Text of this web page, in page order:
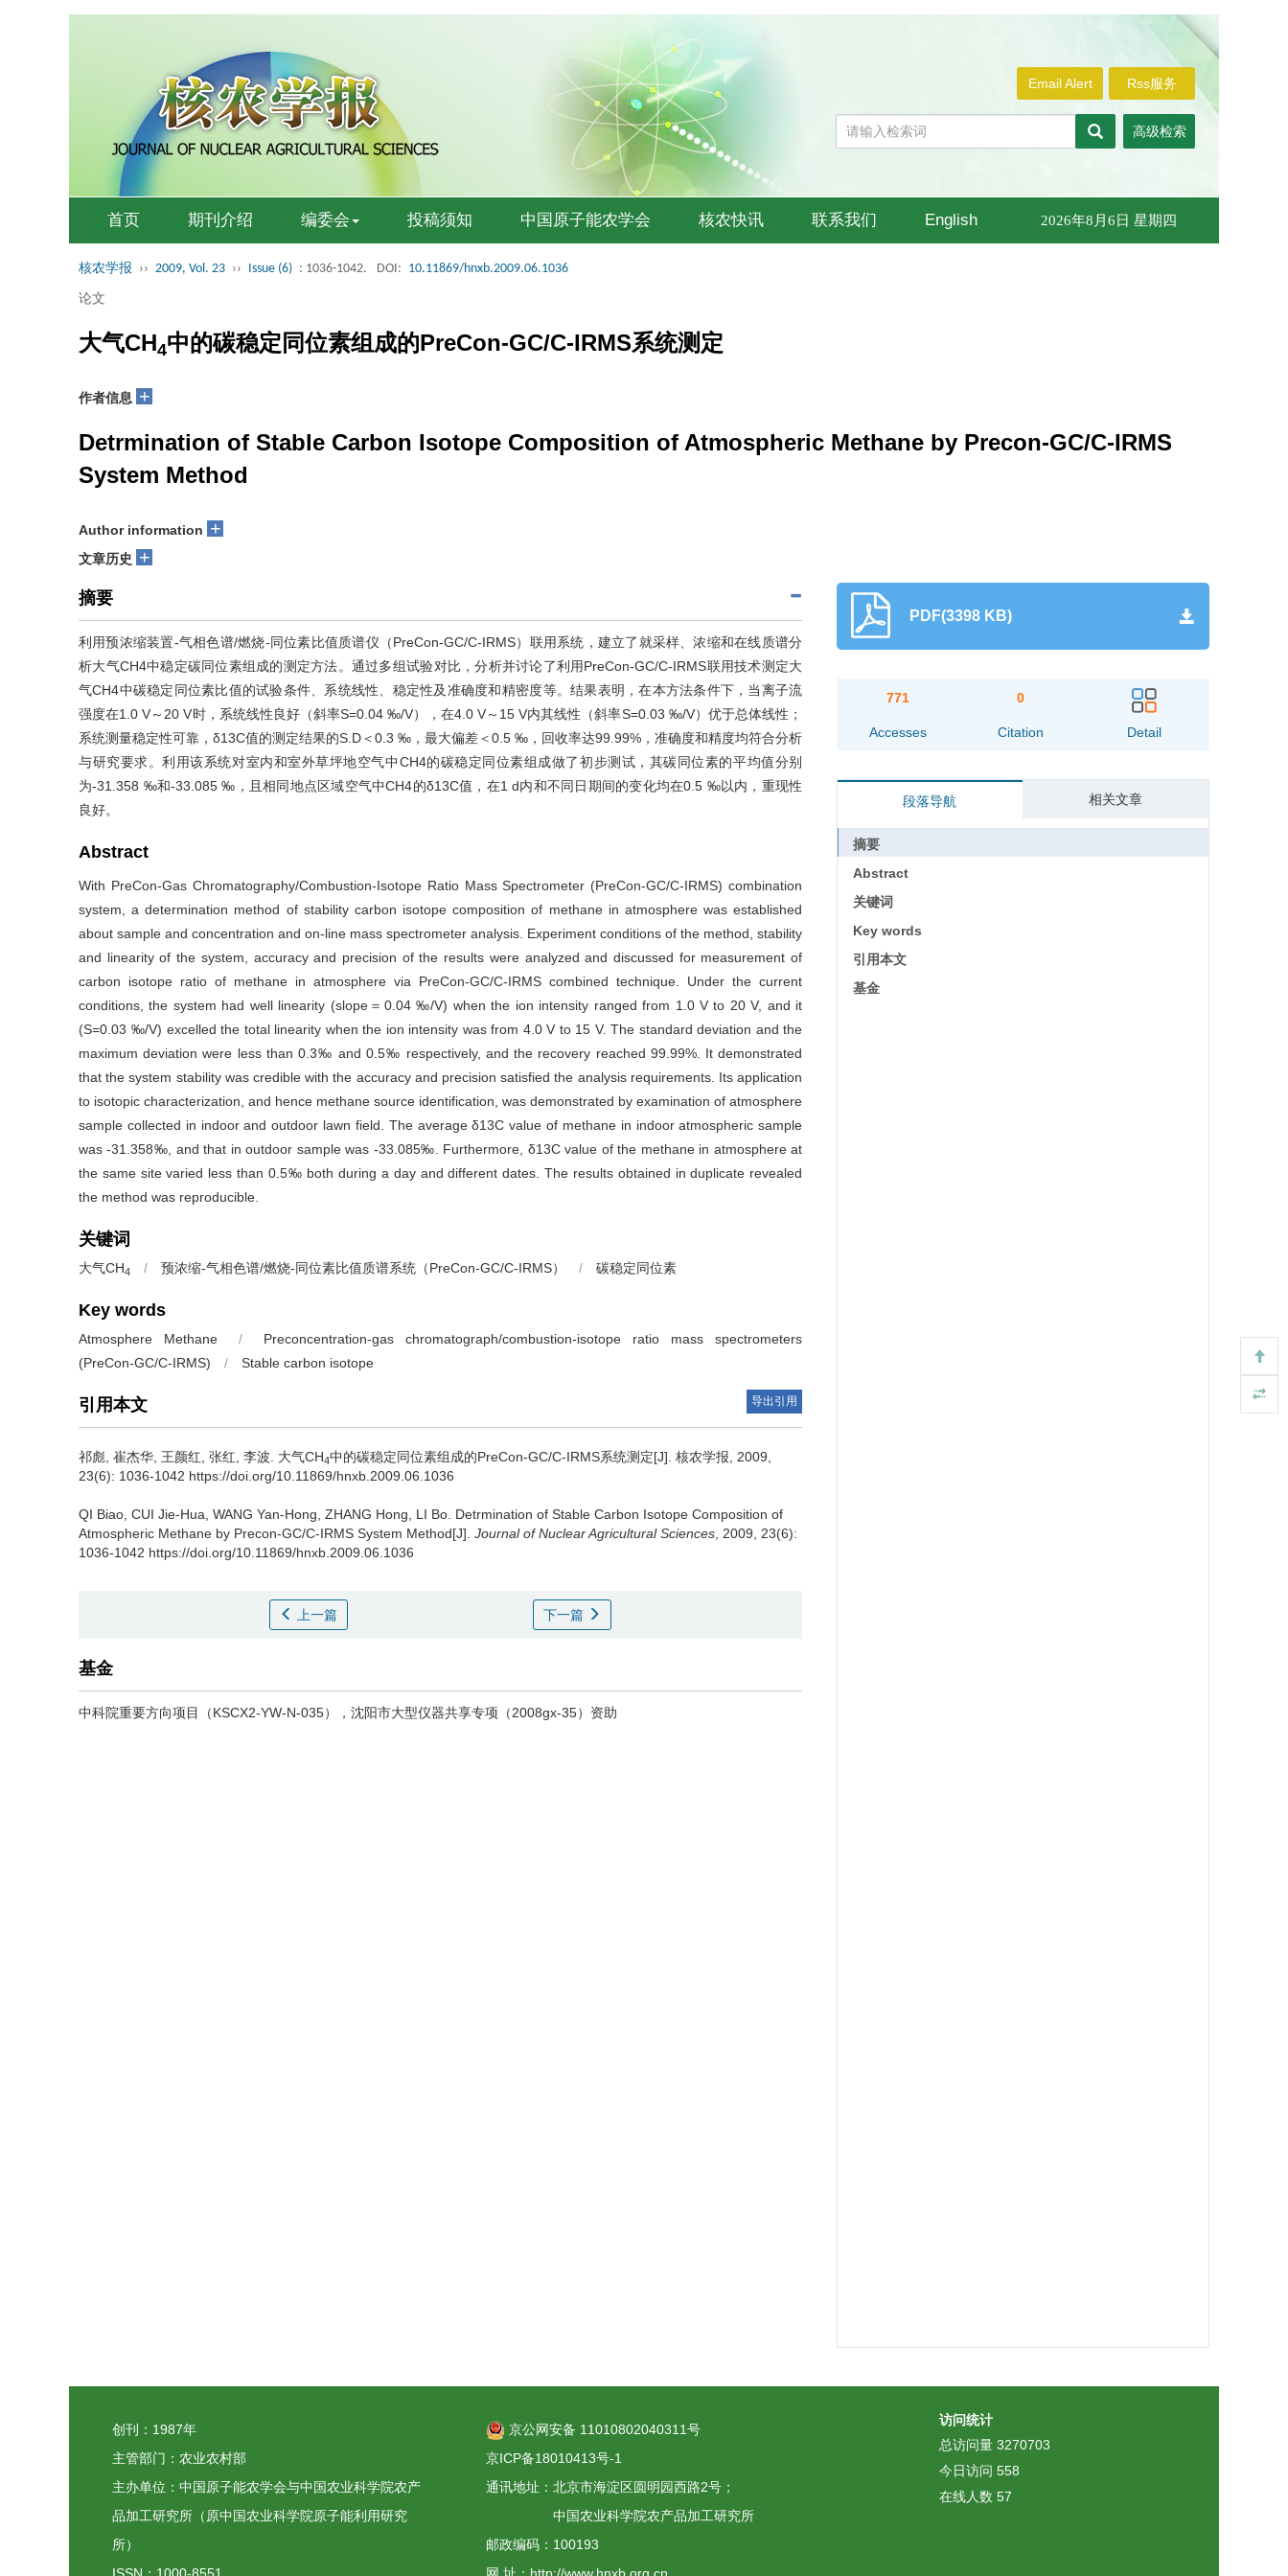
Rss服务
Email Alert
高级检索
首页 期刊介绍 编委会 投稿须知 中国原子能农学会 核农快讯 联系我们 English 2026年8月6日 星期四
核农学报 ›› 2009, Vol. 23 ›› Issue (6) : 1036-1042. DOI: 10.11869/hnxb.2009.06.1036
论文
大气CH4中的碳稳定同位素组成的PreCon-GC/C-IRMS系统测定
作者信息 +
Detrmination of Stable Carbon Isotope Composition of Atmospheric Methane by Precon-GC/C-IRMS
System Method
Author information +
文章历史 +
摘要
利用预浓缩装置-气相色谱/燃烧-同位素比值质谱仪（PreCon-GC/C-IRMS）联用系统，建立了就采样、浓缩和在线质谱分
析大气CH4中稳定碳同位素组成的测定方法。通过多组试验对比，分析并讨论了利用PreCon-GC/C-IRMS联用技术测定大
气CH4中碳稳定同位素比值的试验条件、系统线性、稳定性及准确度和精密度等。结果表明，在本方法条件下，当离子流
强度在1.0 V～20 V时，系统线性良好（斜率S=0.04 ‰/V），在4.0 V～15 V内其线性（斜率S=0.03 ‰/V）优于总体线性；
系统测量稳定性可靠，δ13C值的测定结果的S.D＜0.3 ‰，最大偏差＜0.5 ‰，回收率达99.99%，准确度和精度均符合分析
与研究要求。利用该系统对室内和室外草坪地空气中CH4的碳稳定同位素组成做了初步测试，其碳同位素的平均值分别
为-31.358 ‰和-33.085 ‰，且相同地点区域空气中CH4的δ13C值，在1 d内和不同日期间的变化均在0.5 ‰以内，重现性
良好。
Abstract
With PreCon-Gas Chromatography/Combustion-Isotope Ratio Mass Spectrometer (PreCon-GC/C-IRMS) combination
system, a determination method of stability carbon isotope composition of methane in atmosphere was established
about sample and concentration and on-line mass spectrometer analysis. Experiment conditions of the method, stability
and linearity of the system, accuracy and precision of the results were analyzed and discussed for measurement of
carbon isotope ratio of methane in atmosphere via PreCon-GC/C-IRMS combined technique. Under the current
conditions, the system had well linearity (slope＝0.04 ‰/V) when the ion intensity ranged from 1.0 V to 20 V, and it
(S=0.03 ‰/V) excelled the total linearity when the ion intensity was from 4.0 V to 15 V. The standard deviation and the
maximum deviation were less than 0.3‰ and 0.5‰ respectively, and the recovery reached 99.99%. It demonstrated
that the system stability was credible with the accuracy and precision satisfied the analysis requirements. Its application
to isotopic characterization, and hence methane source identification, was demonstrated by examination of atmosphere
sample collected in indoor and outdoor lawn field. The average δ13C value of methane in indoor atmospheric sample
was -31.358‰, and that in outdoor sample was -33.085‰. Furthermore, δ13C value of the methane in atmosphere at
the same site varied less than 0.5‰ both during a day and different dates. The results obtained in duplicate revealed
the method was reproducible.
关键词
大气CH4 / 预浓缩-气相色谱/燃烧-同位素比值质谱系统（PreCon-GC/C-IRMS） / 碳稳定同位素
Key words
Atmosphere Methane /
Preconcentration-gas chromatograph/combustion-isotope ratio mass spectrometers
(PreCon-GC/C-IRMS)
/ Stable carbon isotope
引用本文 导出引用
祁彪, 崔杰华, 王颜红, 张红, 李波. 大气CH4中的碳稳定同位素组成的PreCon-GC/C-IRMS系统测定[J]. 核农学报, 2009,
23(6): 1036-1042 https://doi.org/10.11869/hnxb.2009.06.1036
QI Biao, CUI Jie-Hua, WANG Yan-Hong, ZHANG Hong, LI Bo. Detrmination of Stable Carbon Isotope Composition of
Atmospheric Methane by Precon-GC/C-IRMS System Method[J]. Journal of Nuclear Agricultural Sciences , 2009, 23(6):
1036-1042 https://doi.org/10.11869/hnxb.2009.06.1036
上一篇 下一篇
基金
中科院重要方向项目（KSCX2-YW-N-035），沈阳市大型仪器共享专项（2008gx-35）资助
PDF(3398 KB)
771
Accesses
0
Citation Detail
段落导航 相关文章
摘要
Abstract
关键词
Key words
引用本文
基金
创刊：1987年
主管部门：农业农村部
主办单位：中国原子能农学会与中国农业科学院农产
品加工研究所（原中国农业科学院原子能利用研究
所）
京公网安备 11010802040311号
京ICP备18010413号-1
通讯地址：北京市海淀区圆明园西路2号；
中国农业科学院农产品加工研究所
邮政编码：100193
访问统计
总访问量 3270703
今日访问 558
在线人数 57